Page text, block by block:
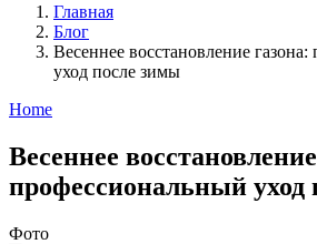
Главная
Блог
Весеннее восстановление
уход после зимы
Home
Весеннее
профессиональный уход
Фото